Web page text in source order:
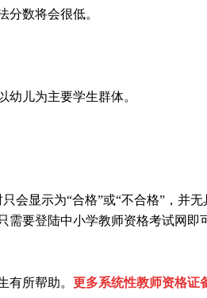
数将会很低。
儿为主要学生群体。
会显示为“合格”或“不合格”，并无
需要登陆中小学教师资格考试网即
有所帮助。 更多系统性教师资格证